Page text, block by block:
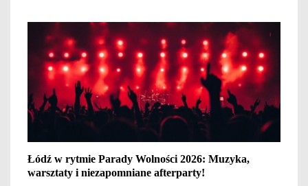
Łódź w rytmie Parady Wolności 2026: Muzyka,
warsztaty i niezapomniane afterparty!